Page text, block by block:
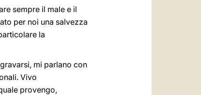
sempre il male e il
per noi una salvezza
la
mi parlano con
Vivo
provengo,